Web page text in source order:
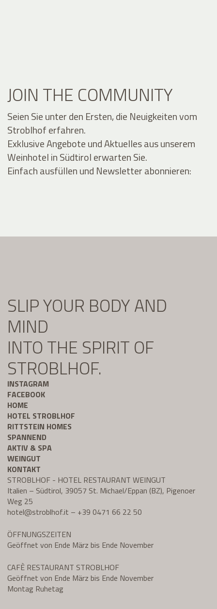
JOIN THE COMMUNITY
Seien Sie unter den Ersten, die Neuigkeiten vom
Stroblhof erfahren.
Exklusive Angebote und Aktuelles aus unserem
Weinhotel in Südtirol erwarten Sie.
Einfach ausfüllen und Newsletter abonnieren:
SLIP YOUR BODY AND
MIND
INTO THE SPIRIT OF
STROBLHOF.
INSTAGRAM
FACEBOOK
HOME
HOTEL STROBLHOF
RITTSTEIN HOMES
SPANNEND
AKTIV & SPA
WEINGUT
KONTAKT
STROBLHOF - HOTEL RESTAURANT WEINGUT
Italien – Südtirol, 39057 St. Michael/Eppan (BZ), Pigenoer
Weg 25
hotel@stroblhof.it – +39 0471 66 22 50
ÖFFNUNGSZEITEN
Geöffnet von Ende März bis Ende November
CAFÈ RESTAURANT STROBLHOF
Geöffnet von Ende März bis Ende November
Montag Ruhetag